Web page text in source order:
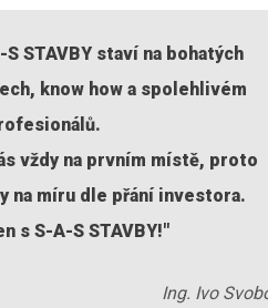
STAVBY staví na bohatých
know how a spolehlivém
vždy na prvním místě, proto
na míru dle přání investora.
s S-A-S STAVBY!"
Ing. Ivo